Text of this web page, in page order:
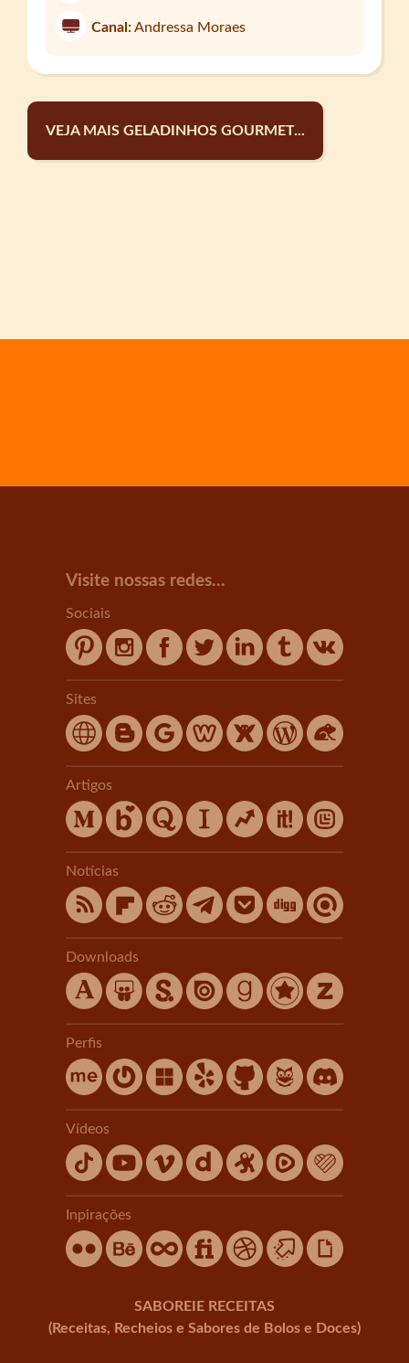
Canal:Andressa Moraes
VEJA MAIS GELADINHOS GOURMET...
Visite nossas redes...
Sociais
Sites
Artigos
Notícias
Downloads
Perfis
Vídeos
Inpirações
SABOREIE RECEITAS
(Receitas, Recheios e Sabores de Bolos e Doces)